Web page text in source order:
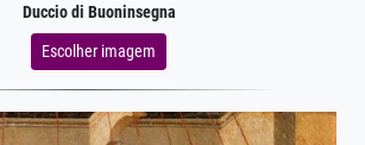
Duccio di Buoninsegna
Escolher imagem